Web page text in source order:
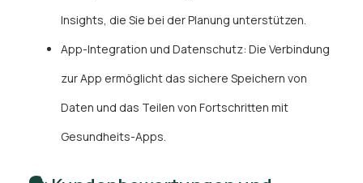
Insights, die Sie bei der Planung unterstützen.
App-Integration und Datenschutz: Die Verbindung
zur App ermöglicht das sichere Speichern von
Daten und das Teilen von Fortschritten mit
Gesundheits-Apps.